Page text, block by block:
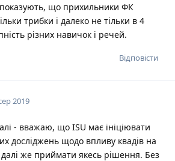
що прихильники ФК
трибки і далеко не тільки в 4
різних навичок і речей.
Відповісти
2019
- вважаю, що ISU має ініціювати
досліджень щодо впливу квадів на
же приймати якесь рішення. Без